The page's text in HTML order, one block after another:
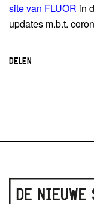
site van FLUOR in
updates m.b.t.
DELEN